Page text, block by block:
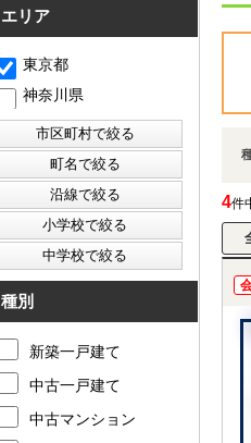
4件
エリア
東京都
神奈川県
種別
新築一戸建て
中古一戸建て
中古マンション